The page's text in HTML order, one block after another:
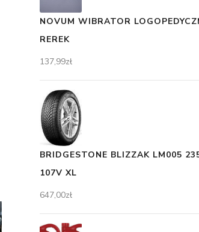
NOVUM WIBRATOR
REREK
137,99zł
BRIDGESTONE BLIZZAK LM005
107V XL
647,00zł